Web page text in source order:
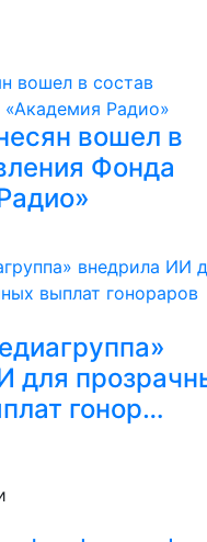
вошел в
Фонда
для
гонор…